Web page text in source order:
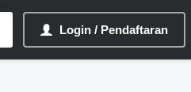
Login / Pendaftaran